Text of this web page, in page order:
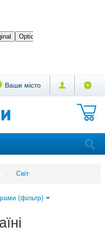
Ваше місто
Світ
(фільтр)